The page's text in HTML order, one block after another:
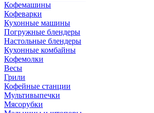
Кофемашины
Кофеварки
Кухонные машины
Погружные блендеры
Настольные блендеры
Кухонные комбайны
Кофемолки
Весы
Грили
Кофейные станции
Мультивыпечки
Мясорубки